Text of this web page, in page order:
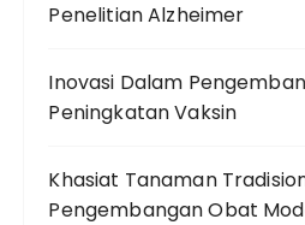
Penelitian Alzheimer
Inovasi Dalam
Peningkatan Vaksin
Khasiat Tanaman
Pengembangan Obat